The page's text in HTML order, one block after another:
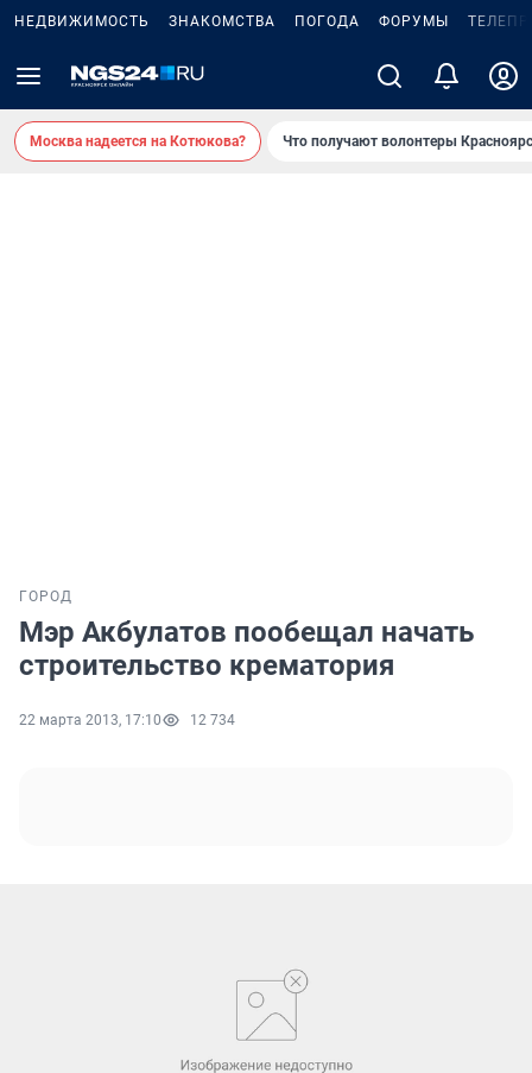
НЕДВИЖИМОСТЬ ЗНАКОМСТВА ПОГОДА ФОРУМЫ
Москва надеется на Котюкова? Что получают волонтеры
ГОРОД
Мэр Акбулатов пообещал начать
строительство крематория
22 марта 2013, 17:10 12 734